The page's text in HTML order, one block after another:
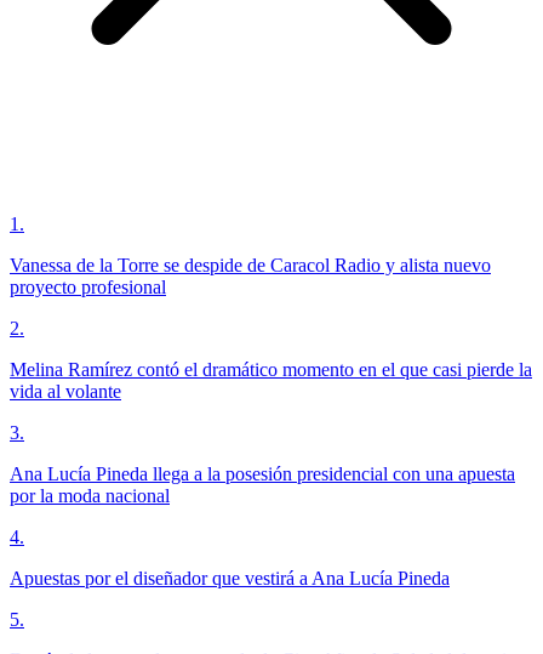
1 .
Vanessa de la Torre se despide de Caracol Radio y alista nuevo
proyecto profesional
2.
Melina Ramírez contó el dramático momento en el que casi pierde la
vida al volante
3.
Ana Lucía Pineda llega a la posesión presidencial con una apuesta
por la moda nacional
4.
Apuestas por el diseñador que vestirá a Ana Lucía Pineda
5.